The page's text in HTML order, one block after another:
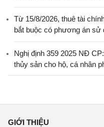
Từ 15/8/2026, thuê tài
bắt buộc có phương án sử
Nghị định 359 2025 NĐ
thủy sản cho hộ, cá nhân
GIỚI THIỆU